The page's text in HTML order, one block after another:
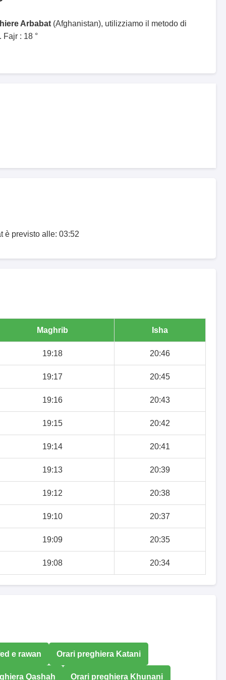
Arbabat (Afghanistan), utilizziamo il metodo di
: 18 °
è previsto alle: 03:52
Maghrib Isha
19:18 20:46
19:17 20:45
19:16 20:43
19:15 20:42
19:14 20:41
19:13 20:39
19:12 20:38
19:10 20:37
19:09 20:35
19:08 20:34
e rawan Orari preghiera Katani
Qashah Orari preghiera Khunani